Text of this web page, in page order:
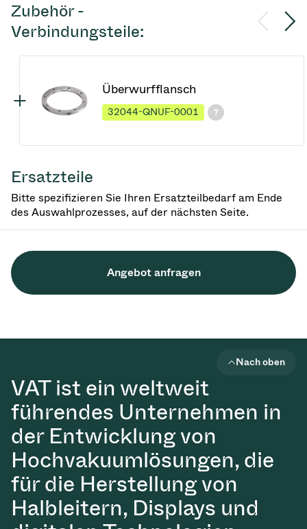
Zubehör -
Verbindungsteile:
Überwurfflansch
32044-QNUF-0001
Ersatzteile
Bitte spezifizieren Sie Ihren Ersatzteilbedarf am Ende
des Auswahlprozesses, auf der nächsten Seite.
Angebot anfragen
VAT ist ein weltweit
führendes Unternehmen in
der Entwicklung von
Hochvakuumlösungen, die
für die Herstellung von
Halbleitern, Displays und
Nach oben